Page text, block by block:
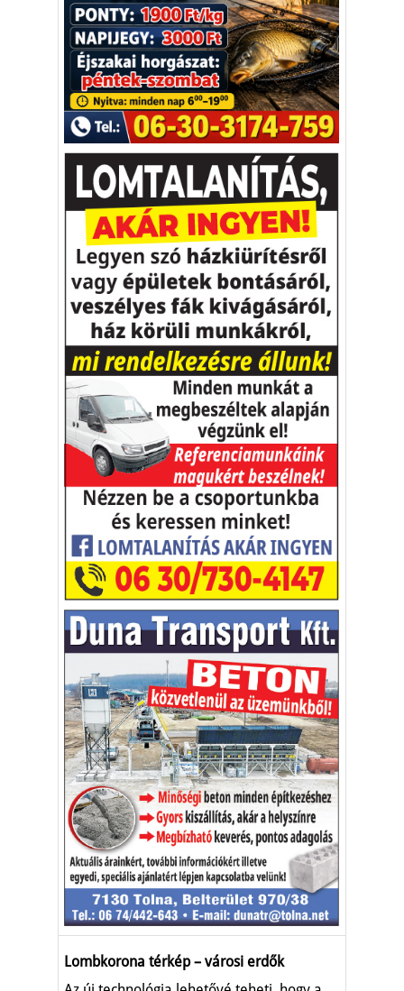
Lombkorona térkép – városi erdők